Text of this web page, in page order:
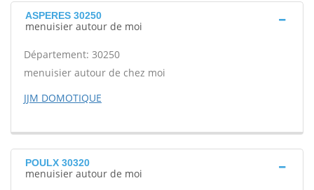
ASPERES 30250
menuisier autour de moi
Département: 30250
menuisier autour de chez moi
JJM DOMOTIQUE
POULX 30320
menuisier autour de moi